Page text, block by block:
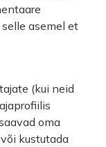
asemel et
(kui neid
oma
kustutada